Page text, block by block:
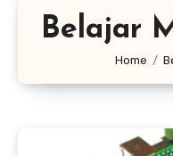
Belajar
Home